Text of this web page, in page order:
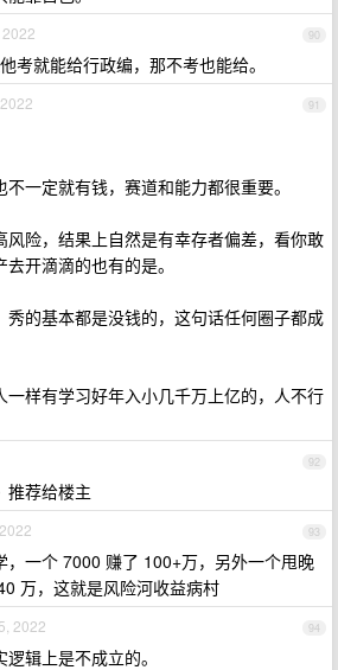
90
考就能给行政编，那不考也能给。
91
一定就有钱，赛道和能力都很重要。
风险，结果上自然是有幸存者偏差，看你敢
开滴滴的也有的是。
秀的基本都是没钱的，这句话任何圈子都成
一样有学习好年入小几千万上亿的，人不行
92
推荐给楼主
93
，一个 7000 赚了 100+万，另外一个甩晚
万，这就是风险河收益病村
94
2022
辑上是不成立的。